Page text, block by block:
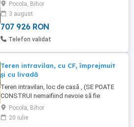
cum se vede) - 17 arii de teren arabil
Dotări: - Încălzire în pardoseală + ...
Pocola, Bihor
3 august
707 926 RON
Telefon validat
Teren intravilan, cu CF, împrejmuit
și cu livadă
Teren intravilan, loc de casă , (SE POATE
CONSTRUI nemaifiind nevoie să fie
introdus în intravilan), este cu CF și nr cad
(nu cu nr top), împrejmuit, apa trasă (pe
teren există un cămin de apă), o livadă
Pocola, Bihor
20 iulie